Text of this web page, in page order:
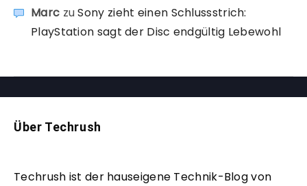
Marc zuSony zieht einen Schlussstrich:
PlayStation sagt der Disc endgültig Lebewohl
Über Techrush
Techrush ist der hauseigene Technik-Blog von